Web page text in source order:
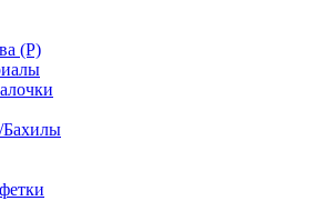
(Р)